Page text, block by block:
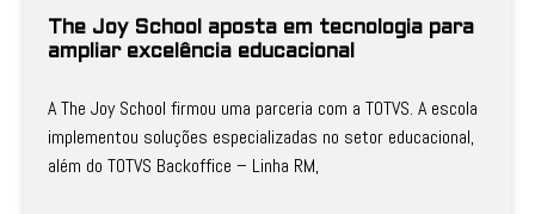
The Joy School aposta em tecnologia para
ampliar excelência educacional
A The Joy School firmou uma parceria com a TOTVS. A escola
implementou soluções especializadas no setor educacional,
além do TOTVS Backoffice – Linha RM,